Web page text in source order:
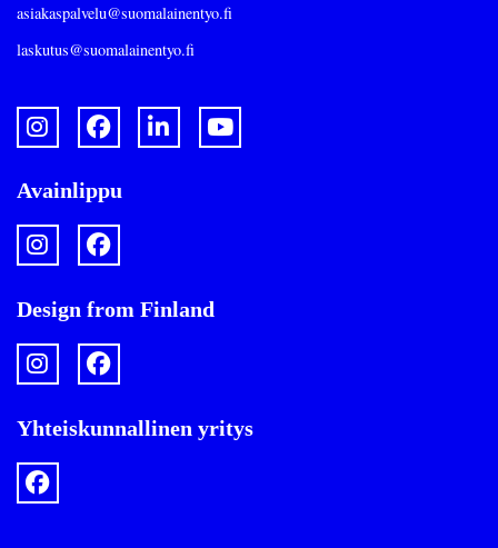
asiakaspalvelu@suomalainentyo.fi
laskutus@suomalainentyo.fi
Avainlippu
Design from Finland
Yhteiskunnallinen yritys